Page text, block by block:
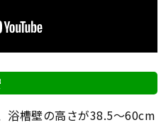
槽壁の高さが38.5～60cm